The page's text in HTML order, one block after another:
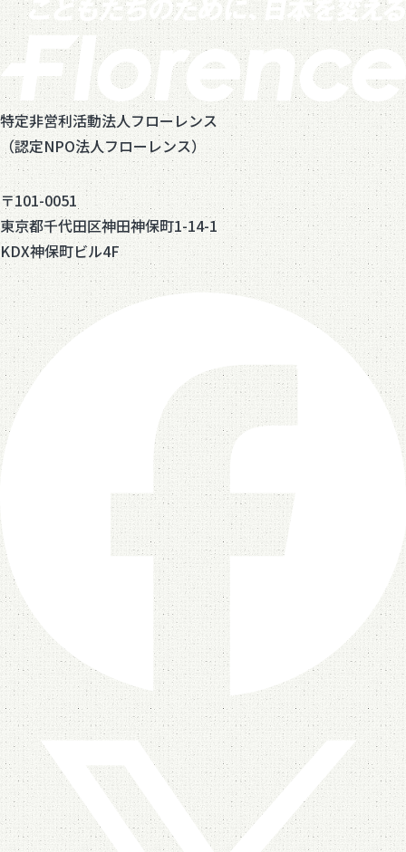
特定非営利活動法人フローレンス
（認定NPO法人フローレンス）
〒101-0051
東京都千代田区神田神保町1-14-1
KDX神保町ビル4F